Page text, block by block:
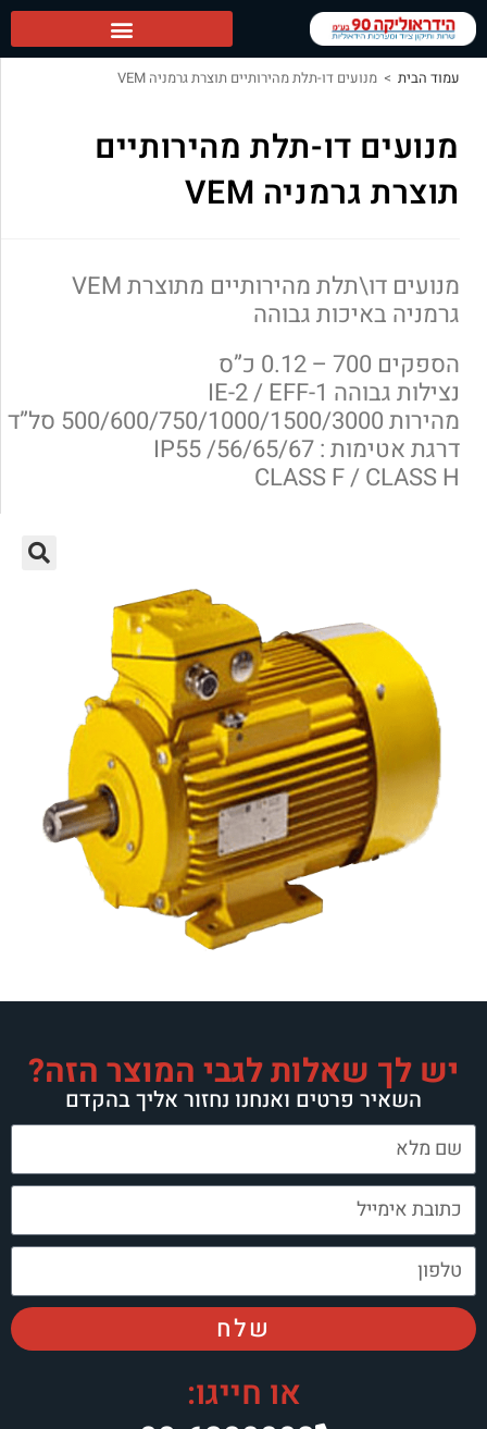
עמוד הבית > מנועים דו-תלת מהירותיים תוצרת גרמניה VEM
מנועים דו-תלת מהירותיים
תוצרת גרמניה VEM
מנועים דו\תלת מהירותיים מתוצרת VEM
גרמניה באיכות גבוהה
הספקים 700 – 0.12 כ”ס
נצילות גבוהה IE-2 / EFF-1
מהירות 500/600/750/1000/1500/3000 סל”ד
דרגת אטימות : IP55 /56/65/67
CLASS F / CLASS H
יש לך שאלות לגבי המוצר הזה?
השאיר פרטים ואנחנו נחזור אליך בהקדם
שלח
או חייגו: